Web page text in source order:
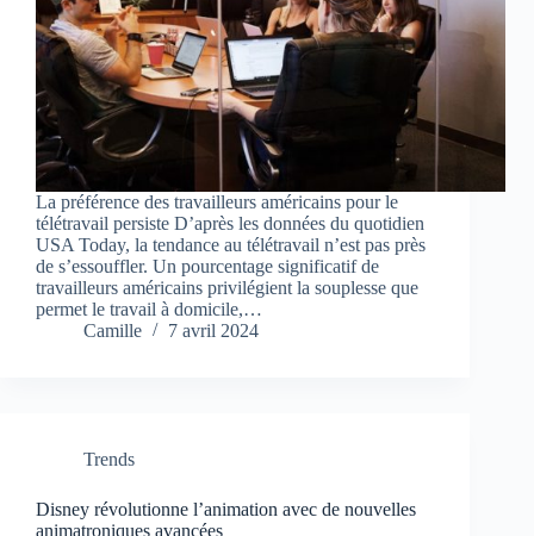
La préférence des travailleurs américains pour le
télétravail persiste D’après les données du quotidien
USA Today, la tendance au télétravail n’est pas près
de s’essouffler. Un pourcentage significatif de
travailleurs américains privilégient la souplesse que
permet le travail à domicile,…
Camille
7 avril 2024
Trends
Disney révolutionne l’animation avec de nouvelles
animatroniques avancées